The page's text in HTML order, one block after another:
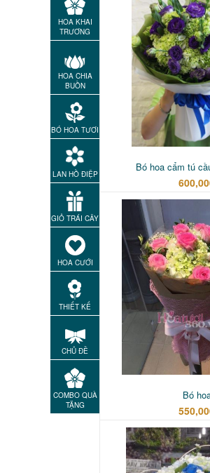
HOA KHAI
TRƯƠNG
HOA CHIA
BUỒN
BÓ HOA TƯƠI
LAN HỒ ĐIỆP
GIỎ TRÁI CÂY
HOA CƯỚI
THIẾT KẾ
CHỦ ĐỀ
COMBO QUÀ
TẶNG
Bó hoa cẩm tú
Bó